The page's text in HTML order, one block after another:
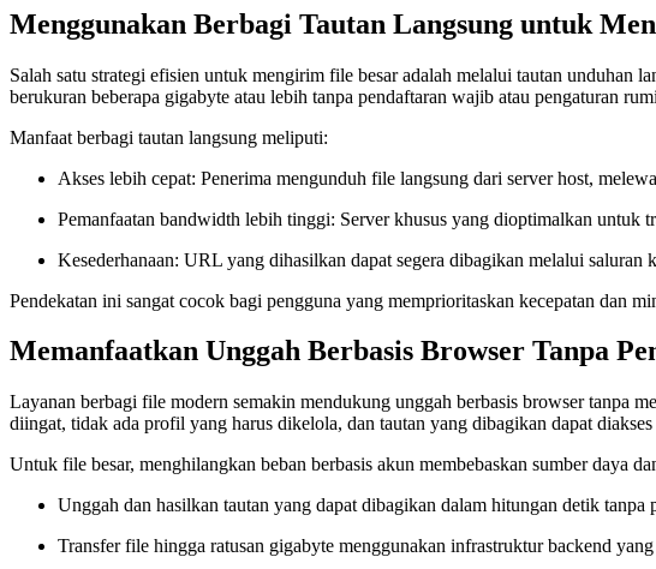
Menggunakan Berbagi Tautan Langsung untuk
Salah satu strategi efisien untuk mengirim file besar adalah melalui tautan unduhan
berukuran beberapa gigabyte atau lebih tanpa pendaftaran wajib atau pengaturan
Manfaat berbagi tautan langsung meliputi:
Akses lebih cepat: Penerima mengunduh file langsung dari server host,
Pemanfaatan bandwidth lebih tinggi: Server khusus yang dioptimalkan untuk
Kesederhanaan: URL yang dihasilkan dapat segera dibagikan melalui saluran
Pendekatan ini sangat cocok bagi pengguna yang memprioritaskan kecepatan dan
Memanfaatkan Unggah Berbasis Browser Tanpa
Layanan berbagi file modern semakin mendukung unggah berbasis browser tanpa
diingat, tidak ada profil yang harus dikelola, dan tautan yang dibagikan dapat diakses
Untuk file besar, menghilangkan beban berbasis akun membebaskan sumber daya
Unggah dan hasilkan tautan yang dapat dibagikan dalam hitungan detik tanpa
Transfer file hingga ratusan gigabyte menggunakan infrastruktur backend